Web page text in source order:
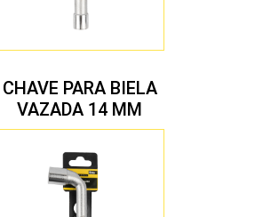
CHAVE PARA BIELA
VAZADA 14 MM